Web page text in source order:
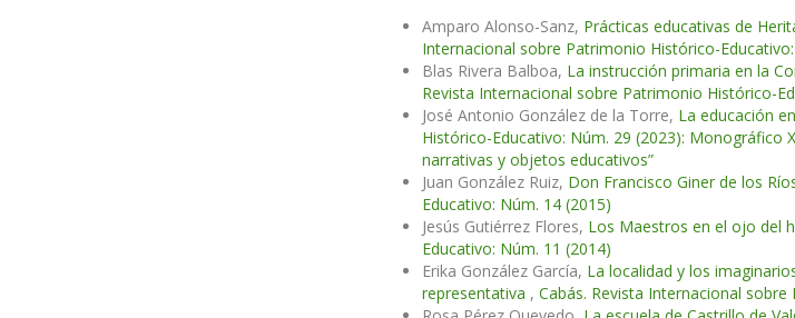
Amparo Alonso-Sanz, Prácticas educativas de
Internacional sobre Patrimonio Histórico-
Blas Rivera Balboa, La instrucción primaria en la
Revista Internacional sobre Patrimonio Histórico-
José Antonio González de la Torre, La educación
Histórico-Educativo: Núm. 29 (2023): Monográfico
narrativas y objetos educativos”
Juan González Ruiz, Don Francisco Giner de los
Educativo: Núm. 14 (2015)
Jesús Gutiérrez Flores, Los Maestros en el ojo del
Educativo: Núm. 11 (2014)
Erika González García, La localidad y los
representativa , Cabás. Revista Internacional